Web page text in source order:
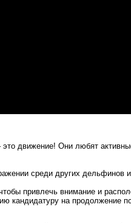
движение! Они любят
среди других дельфинов
привлечь внимание и
кандидатуру на продолжение